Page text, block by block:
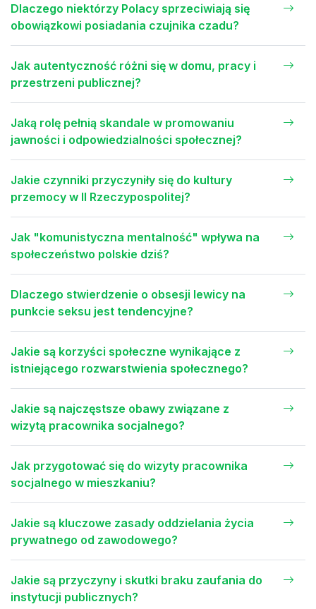
Dlaczego niektórzy Polacy sprzeciwiają się
obowiązkowi posiadania czujnika czadu?
Jak autentyczność różni się w domu, pracy i
przestrzeni publicznej?
Jaką rolę pełnią skandale w promowaniu
jawności i odpowiedzialności społecznej?
Jakie czynniki przyczyniły się do kultury
przemocy w II Rzeczypospolitej?
Jak "komunistyczna mentalność" wpływa na
społeczeństwo polskie dziś?
Dlaczego stwierdzenie o obsesji lewicy na
punkcie seksu jest tendencyjne?
Jakie są korzyści społeczne wynikające z
istniejącego rozwarstwienia społecznego?
Jakie są najczęstsze obawy związane z
wizytą pracownika socjalnego?
Jak przygotować się do wizyty pracownika
socjalnego w mieszkaniu?
Jakie są kluczowe zasady oddzielania życia
prywatnego od zawodowego?
Jakie są przyczyny i skutki braku zaufania do
instytucji publicznych?